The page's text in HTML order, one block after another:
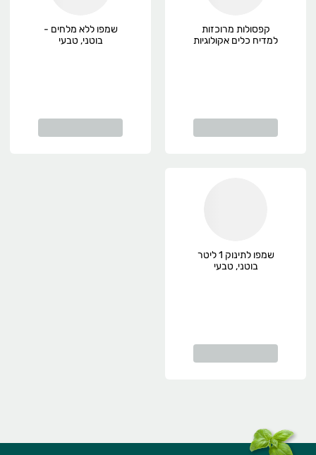
קפסולות מרוכזות
למדיח כלים אקולוגיות
שמפו ללא מלחים -
בוטני, טבעי
שמפו לתינוק 1 ליטר
בוטני, טבעי